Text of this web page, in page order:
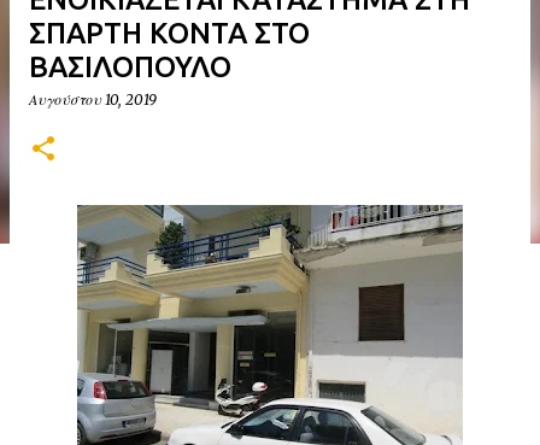
ΣΠΑΡΤΗ ΚΟΝΤΑ ΣΤΟ
ΒΑΣΙΛΟΠΟΥΛΟ
Αυγούστου 10, 2019